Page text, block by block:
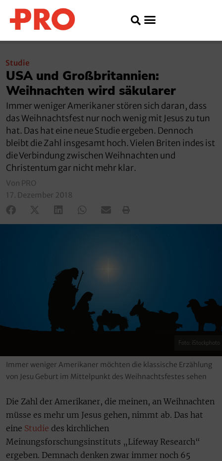
Studie
USA und Großbritannien:
Weihnachten wird säkularer
Immer weniger Amerikaner stören sich daran, dass
das Weihnachtsfest nur noch wenig mit Jesus zu tun
hat. Das hat eine neue Studie ergeben. Dennoch
bleibt die Zahl insgesamt hoch. Vielen Briten indes ist
die Verbindung zwischen Weihnachten und
Christentum gar nicht mehr klar.
Von PRO
17. Dezember 2018
Foto: iStockphoto
Immer weniger Amerikaner möchten die klassische Erzählung
von Jesu Geburt im Mittelpunkt des Weihnachtsfestes sehen
Die Zahl der Amerikaner, die meinen, an Weihnachten
müsse es mehr um Jesus gehen, nimmt ab. Das hat
eine Studie des kirchlichen
Meinungsforschungsinstituts „Lifeway Research“
ergeben. Demnach denken zwar immer noch 65